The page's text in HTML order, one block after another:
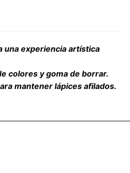
una experiencia artística
colores y goma de borrar.
mantener lápices afilados.